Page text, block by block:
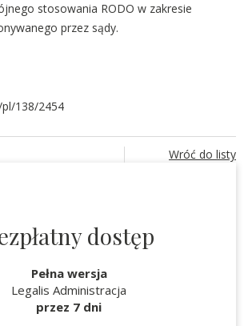
stosowania RODO w zakresie
przez sądy.
138/2454
Wróć do listy
dostęp
Pełna wersja
Legalis Administracja
przez 7 dni